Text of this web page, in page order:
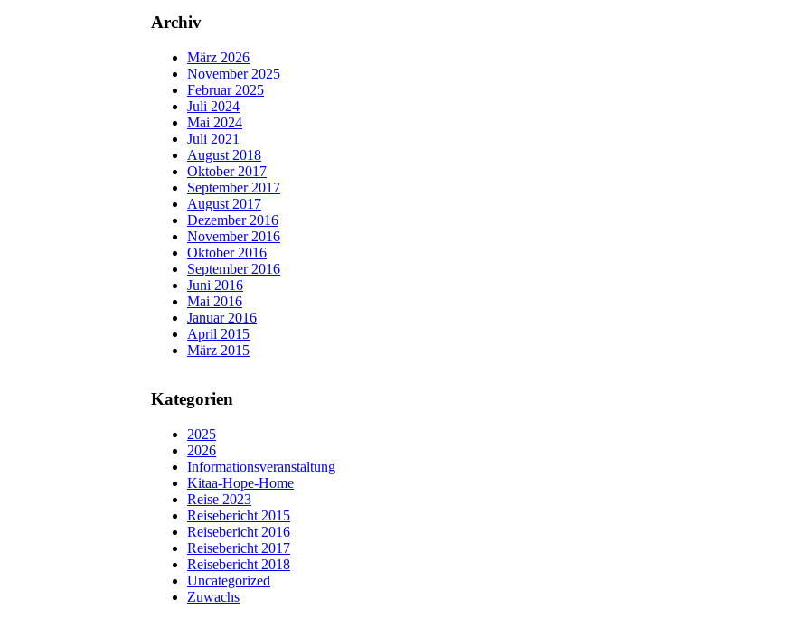
Archiv
März 2026
November 2025
Februar 2025
Juli 2024
Mai 2024
Juli 2021
August 2018
Oktober 2017
September 2017
August 2017
Dezember 2016
November 2016
Oktober 2016
September 2016
Juni 2016
Mai 2016
Januar 2016
April 2015
März 2015
Kategorien
2025
2026
Informationsveranstaltung
Kitaa-Hope-Home
Reise 2023
Reisebericht 2015
Reisebericht 2016
Reisebericht 2017
Reisebericht 2018
Uncategorized
Zuwachs